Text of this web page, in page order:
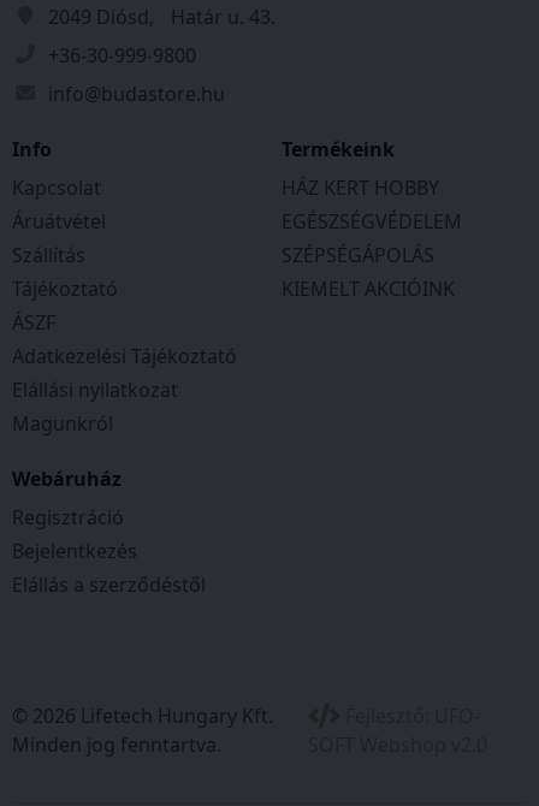
2049 Diósd, Határ u. 43.
+36-30-999-9800
info@budastore.hu
Info
Kapcsolat
Áruátvétel
Szállítás
Tájékoztató
ÁSZF
Adatkezelési Tájékoztató
Elállási nyilatkozat
Magunkról
Termékeink
HÁZ KERT HOBBY
EGÉSZSÉGVÉDELEM
SZÉPSÉGÁPOLÁS
KIEMELT AKCIÓINK
Webáruház
Regisztráció
Bejelentkezés
Elállás a szerződéstől
© 2026 Lifetech Hungary Kft.
Minden jog fenntartva.